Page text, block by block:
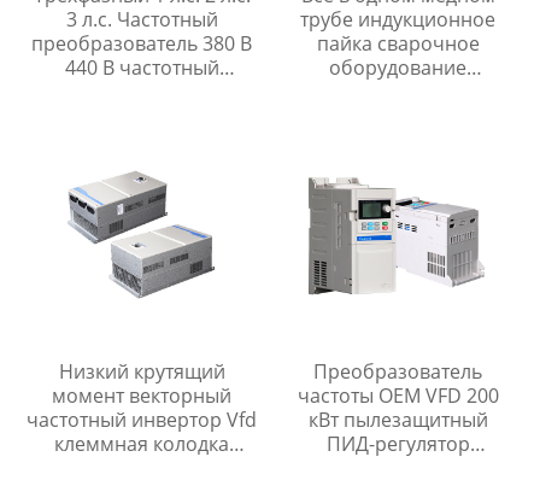
3 л.с. Частотный
преобразователь 380 В
440 В частотный
трубе индукционное
пайка сварочное
оборудование
Низкий крутящий
момент векторный
частотный инвертор Vfd
клеммная колодка
Преобразователь
частоты OEM VFD 200
кВт пылезащитный
ПИД-регулятор